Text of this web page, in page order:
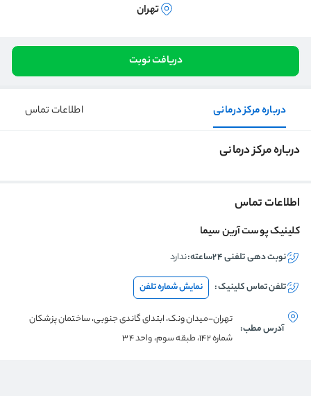
تهران
دریافت نوبت
درباره مرکز درمانی اطلاعات تماس
درباره مرکز درمانی
اطلاعات تماس
کلینیک پوست آرین سیما
نوبت دهی تلفنی ۲۴ساعته: ندارد
تلفن تماسکلینیک: نمایش شماره تلفن
آدرس مطب:
تهران-میدان ونک، ابتدای گاندی جنوبی، ساختمان پزشکان
شماره ۱۴۲، طبقه سوم، واحد ۳۴